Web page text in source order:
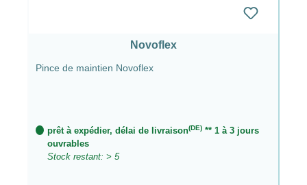
Novoflex
Pince de maintien Novoflex
prêt à expédier, délai de livraison(DE) ** 1 à 3 jours
ouvrables
Stock restant: > 5